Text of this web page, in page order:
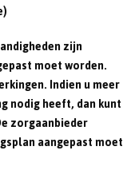
zijn
moet worden.
Indien u meer
nodig heeft, dan kunt
zorgaanbieder
aangepast moet